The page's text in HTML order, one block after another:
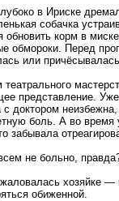
в Ириске
собачка
обновить корм в
обмороки. Перед
или
театрального
представление.
с доктором
боль. А во время
забывала
не больно,
хозяйке —
обиженной.